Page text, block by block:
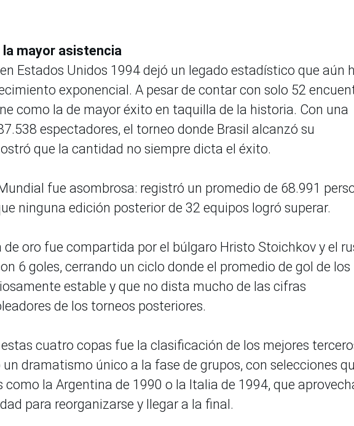
la mayor asistencia
Estados Unidos 1994 dejó un legado estadístico que aún
exponencial. A pesar de contar con solo 52
como la de mayor éxito en taquilla de la historia. Con una
espectadores, el torneo donde Brasil alcanzó su
que la cantidad no siempre dicta el éxito.
fue asombrosa: registró un promedio de 68.991
ninguna edición posterior de 32 equipos logró superar.
de oro fue compartida por el búlgaro Hristo Stoichkov y el
6 goles, cerrando un ciclo donde el promedio de gol de los
estable y que no dista mucho de las cifras
de los torneos posteriores.
cuatro copas fue la clasificación de los mejores
dramatismo único a la fase de grupos, con selecciones
como la Argentina de 1990 o la Italia de 1994, que
para reorganizarse y llegar a la final.